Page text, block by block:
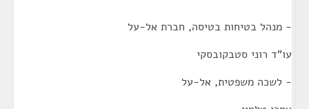
- מנהל בטיחות בטיסה, חברת אל-על
עו"ד רוני סטבקובסקי
- לשכה משפטית, אל-על